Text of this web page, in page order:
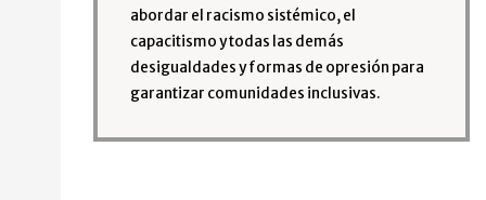
abordar el racismo sistémico, el
capacitismo y todas las demás
desigualdades y formas de opresión para
garantizar comunidades inclusivas.